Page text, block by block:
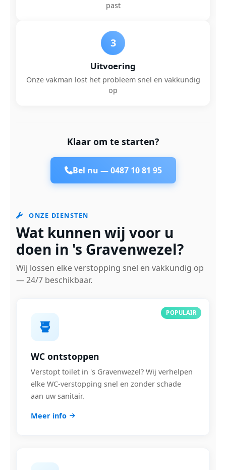
past
3
Uitvoering
Onze vakman lost het probleem snel en vakkundig
op
Klaar om te starten?
Bel nu —0487 10 81 95
ONZE DIENSTEN
Wat kunnen wij voor u
doen in 's Gravenwezel?
Wij lossen elke verstopping snel en vakkundig op
— 24/7 beschikbaar.
POPULAIR
WC ontstoppen
Verstopt toilet in 's Gravenwezel? Wij verhelpen
elke WC-verstopping snel en zonder schade
aan uw sanitair.
Meer info